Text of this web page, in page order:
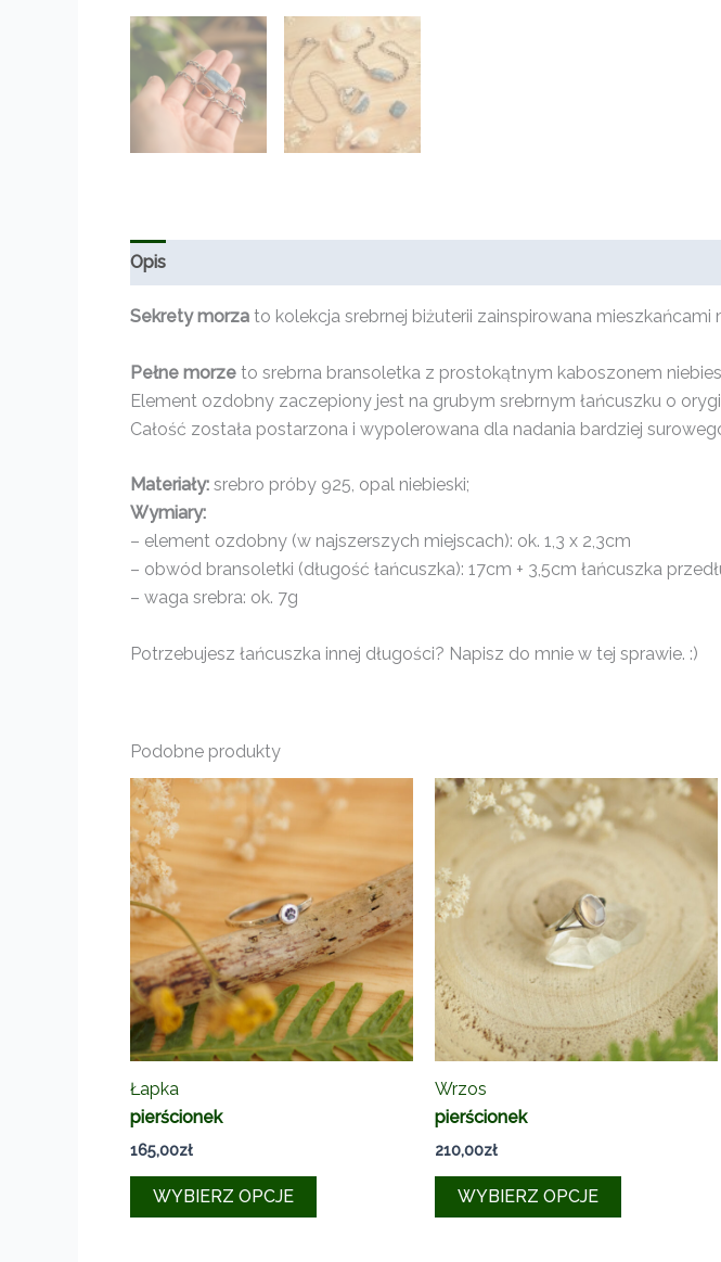
Opis
Sekrety morza to kolekcja srebrnej biżuterii zainspirowana
Pełne morze to srebrna bransoletka z prostokątnym kaboszonem
Element ozdobny zaczepiony jest na grubym srebrnym łańcuszku o
Całość została postarzona i wypolerowana dla nadania bardziej
Materiały: srebro próby 925, opal niebieski;
Wymiary:
– element ozdobny (w najszerszych miejscach): ok. 1,3 x 2,3cm
– obwód bransoletki (długość łańcuszka): 17cm + 3,5cm łańcuszka
– waga srebra: ok. 7g
Potrzebujesz łańcuszka innej długości? Napisz do mnie w tej sprawie. :)
Podobne produkty
Łapka
pierścionek
165,00zł
WYBIERZ OPCJE
Ten
Wrzos
pierścionek
210,00zł
WYBIERZ OPCJE
Ten